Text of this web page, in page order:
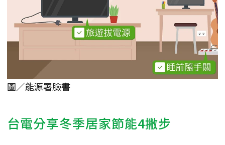
圖／能源署臉書
台電分享冬季居家節能4撇步